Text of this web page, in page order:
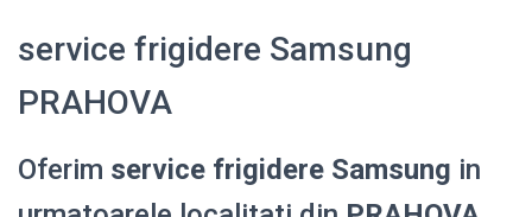
service frigidere Samsung
PRAHOVA
Oferim service frigidere Samsung in